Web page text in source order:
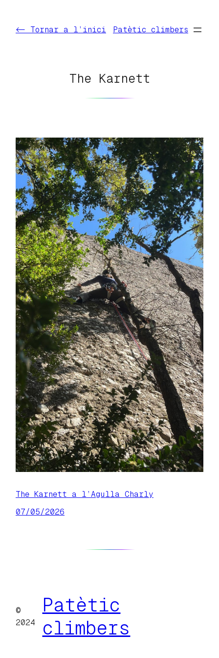
contingut
<- Tornar a l’inici Patètic climbers
The Karnett
The Karnett a l’Agulla Charly
07/05/2026
©
2024
Patètic
climbers